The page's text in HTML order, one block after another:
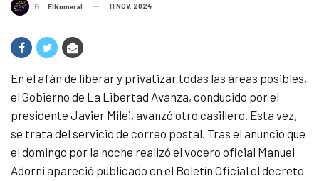
Por ElNumeral 11 NOV, 2024
En el afán de liberar y privatizar todas las áreas posibles,
el Gobierno de La Libertad Avanza, conducido por el
presidente Javier Milei, avanzó otro casillero. Esta vez,
se trata del servicio de correo postal. Tras el anuncio que
el domingo por la noche realizó el vocero oficial Manuel
Adorni apareció publicado en el Boletín Oficial el decreto